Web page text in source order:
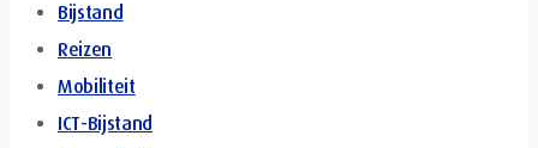
Bijstand
Reizen
Mobiliteit
ICT-Bijstand